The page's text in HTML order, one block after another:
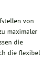
von
maximaler
die
die flexibel